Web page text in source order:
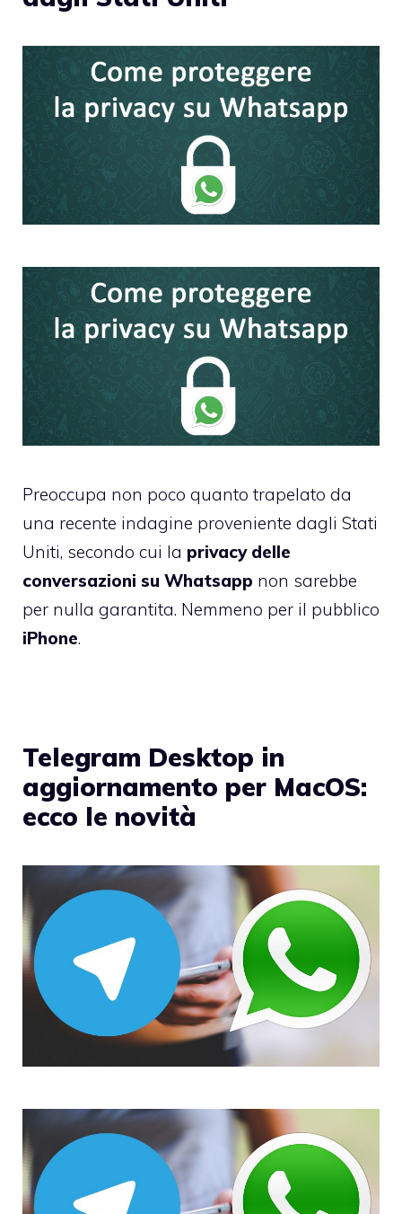
Preoccupa non poco quanto trapelato da
una recente indagine proveniente dagli Stati
Uniti, secondo cui la privacy delle
conversazioni su Whatsapp non sarebbe
per nulla garantita. Nemmeno per il pubblico
iPhone.
Telegram Desktop in
aggiornamento per MacOS:
ecco le novità